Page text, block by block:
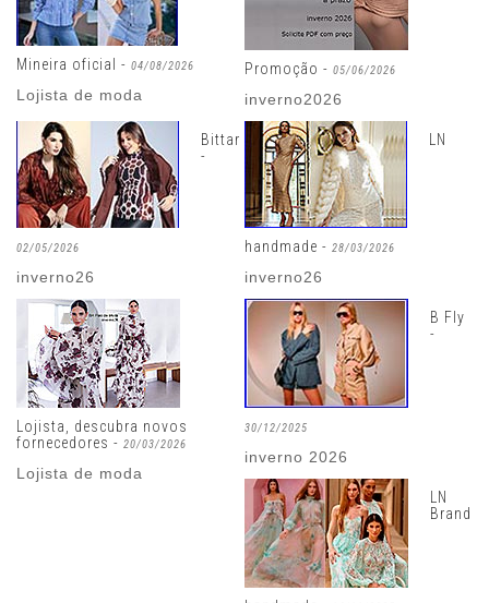
Mineira oficial - 04/08/2026
Lojista de moda
Promoção - 05/06/2026
inverno2026
Bittar
-
02/05/2026
inverno26
LN
handmade - 28/03/2026
inverno26
Lojista, descubra novos
fornecedores - 20/03/2026
Lojista de moda
B Fly
-
30/12/2025
inverno 2026
LN
Brand